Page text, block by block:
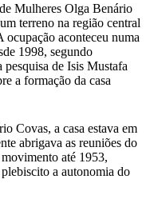
Mulheres Olga Benário
terreno na região central
aconteceu numa
1998, segundo
pesquisa de Isis Mustafa
a formação da casa
Covas, a casa estava em
abrigava as reuniões do
até 1953,
a autonomia do